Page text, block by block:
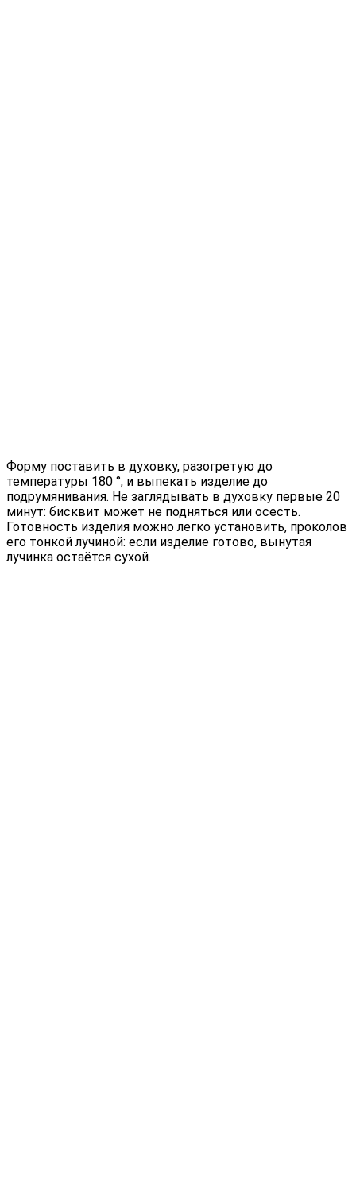
Форму поставить в духовку, разогретую до
температуры 180 °, и выпекать изделие до
подрумянивания. Не заглядывать в духовку первые 20
минут: бисквит может не подняться или осесть.
Готовность изделия можно легко установить, проколов
его тонкой лучиной: если изделие готово, вынутая
лучинка остаётся сухой.